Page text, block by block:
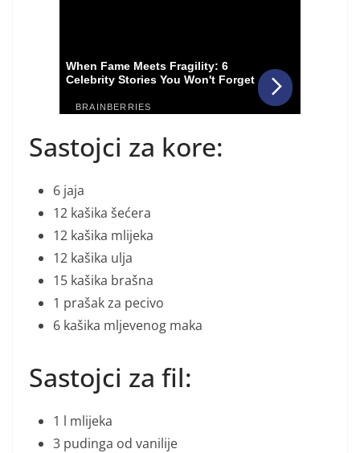
Sastojci za kore:
6 jaja
12 kašika šećera
12 kašika mlijeka
12 kašika ulja
15 kašika brašna
1 prašak za pecivo
6 kašika mljevenog maka
Sastojci za fil:
1 l mlijeka
3 pudinga od vanilije